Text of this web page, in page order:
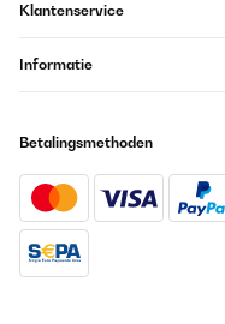
Klantenservice
Informatie
Betalingsmethoden